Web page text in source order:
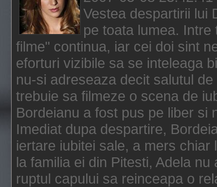
Vestea despartirii lui
pe toata lumea.
filme" continua, iar cei doi sint
eforturi vizibile sa se inteleaga
nu-si adreseaza decit salutul
trebuie sa filmeze o scena de
Bordeianu a fost pus pe liber si
Imediat dupa despartire,
iertare iubitei sale, a mers
la familia ei din Pitesti, Adela
ruptul capului sa reinceapa o